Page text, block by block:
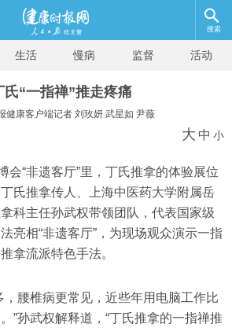
搜索
生活 慢病 监督 活动
“一指禅”推走疼痛
健康客户端记者 刘玫妍 武星如 尹薇
大 中 小
会“非遗客厅”里，丁氏推拿的体验展位
氏推拿传人、上海中医药大学附属岳
科主任孙武权带领团队，代表国家级
亮相“非遗客厅”，为现场观众演示一指
拿流派特色手法。
，腰椎病更常见，近些年用电脑工作比
”孙武权解释道，“丁氏推拿的一指禅推